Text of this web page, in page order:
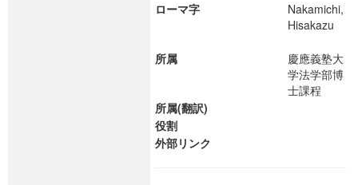
ローマ字
Nakamichi,
Hisakazu
所属
慶應義塾大
学法学部博
士課程
所属(翻訳)
役割
外部リンク